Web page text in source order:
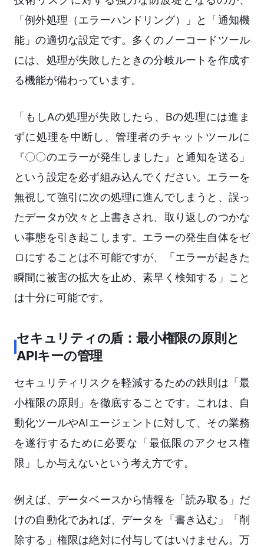
「例外処理（エラーハンドリング）」と「通知機
能」の適切な設定です。多くのノーコードツール
には、処理が失敗したときの分岐ルートを作成す
る機能が備わっています。
「もしAの処理が失敗したら、Bの処理には進ま
ずに処理を中断し、管理者のチャットツールに
『〇〇のエラーが発生しました』と通知を送る」
という設定を必ず組み込んでください。エラーを
無視して強引に次の処理に進んでしまうと、誤っ
たデータが次々と上書きされ、取り返しのつかな
い事態を引き起こします。エラーの発生自体をゼ
ロにすることは不可能ですが、「エラーが起きた
瞬間に被害の拡大を止め、素早く検知する」こと
は十分に可能です。
セキュリティの盾：最小権限の原則と
APIキーの管理
セキュリティリスクを軽減するための鉄則は「最
小権限の原則」を徹底することです。これは、自
動化ツールやAIエージェントに対して、その業務
を遂行するために必要な「最低限のアクセス権
限」しか与えないという考え方です。
例えば、データベースから情報を「読み取る」だ
けの自動化であれば、データを「書き込む」「削
除する」権限は絶対に付与してはいけません。万